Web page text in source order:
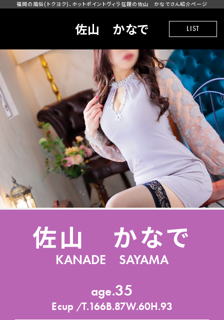
福岡の風俗(トクヨク)、ホットポイントヴィラ在籍の佐山 かなでさん紹介ページ
REAL TIME INFO
CAST LIST
SYSTEM MAGAZINE
BLOG SHOP BLOG
SELF MOVIE SECRET BLOG
SHOP REVIEW
RESERVATION
佐山 かなで LIST
佐山 かなで
KANADE SAYAMA
35
E 166 87 60 93